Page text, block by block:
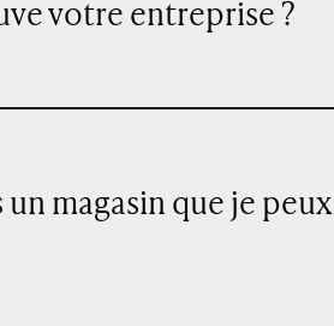
votre entreprise ?
un magasin que je peux